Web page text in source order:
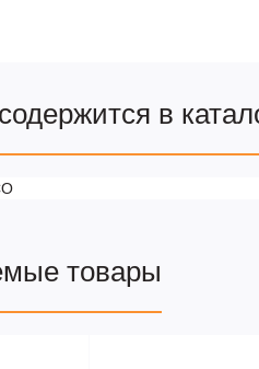
в
товары